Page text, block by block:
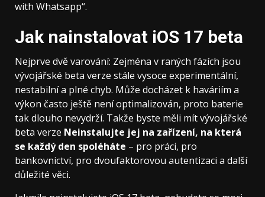
with Whatsapp“.
Jak nainstalovat iOS 17 beta
Nejprve dvě varování: Zejména v raných fázích jsou
vývojářské beta verze stále vysoce experimentální,
nestabilní a plné chyb. Může docházet k haváriím a
výkon často ještě není optimalizován, proto baterie
tak dlouho nevydrží. Takže byste měli mít vývojářské
beta verze Neinstalujte jej na zařízení, na která
se každý den spoléháte – pro práci, pro
bankovnictví, pro dvoufaktorovou autentizaci a další
důležité věci.